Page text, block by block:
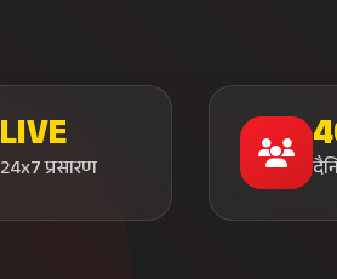
LIVE
24x7 प्रसारण